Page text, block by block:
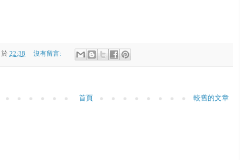
於 22:38 沒有留言:
較舊的文章
首頁